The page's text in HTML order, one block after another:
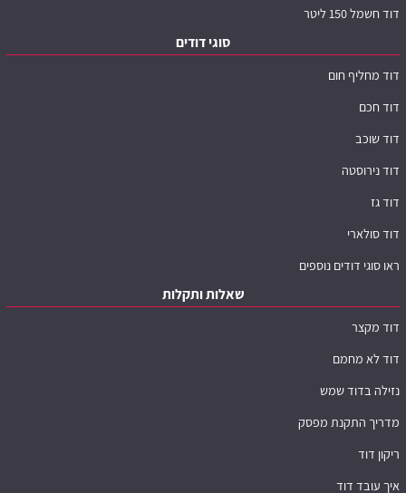
דוד חשמל 150 ליטר
סוגי דודים
דוד מחליף חום
דוד חכם
דוד שוכב
דוד נירוסטה
דוד גז
דוד סולארי
ראו סוגי דודים נוספים
שאלות ותקלות
דוד מקצר
דוד לא מחמם
נזילה בדוד שמש
מדריך התקנת מפסק
ריקון דוד
איך עובד דוד